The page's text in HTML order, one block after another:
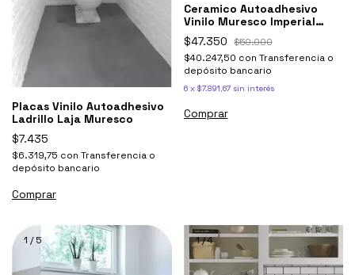
Placas Vinilo Autoadhesivo
Ladrillo Laja Muresco
$7.435
$6.319,75 con Transferencia o
depósito bancario
Ceramico Autoadhesivo
Vinilo Muresco Imperial
16671 Negro X5
$47.350 $50.000
$40.247,50 con Transferencia o
depósito bancario
6 x $7.891,67 sin interés
1 /5 1/4